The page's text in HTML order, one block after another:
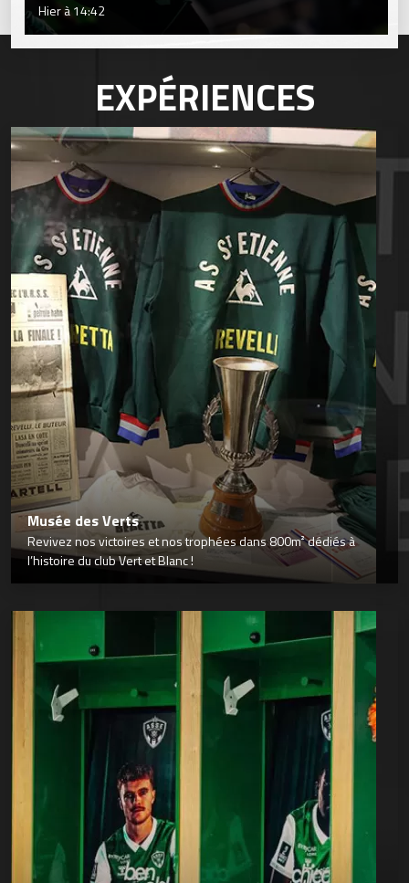
Hier à 14:42
EXPÉRIENCES
Musée des Verts
Revivez nos victoires et nos trophées dans 800m² dédiés à
l’histoire du club Vert et Blanc !